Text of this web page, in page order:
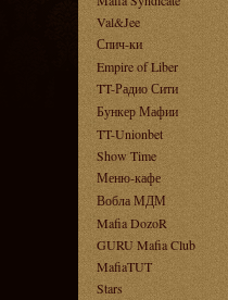
Val&Jee
Спич-ки
Empire of Liber
TT-Радио Сити
Бункер Мафии
TT-Unionbet
Show Time
Меню-кафе
Вобла МДМ
Mafia DozoR
GURU Mafia Club
MafiaTUT
Stars